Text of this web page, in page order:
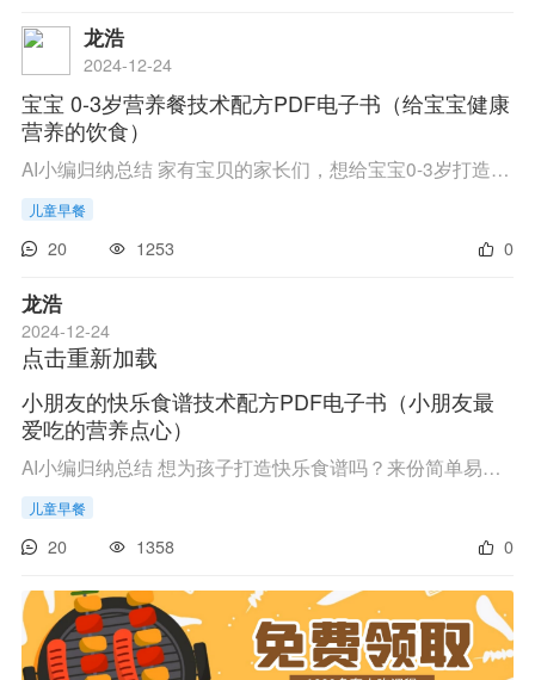
龙浩
2024-12-24
宝宝 0-3岁营养餐技术配方PDF电子书（给宝宝健康
营养的饮食）
AI小编归纳总结 家有宝贝的家长们，想给宝宝0-3岁打造营养满满的餐点吗？来份超实用的营养餐做法教程吧！这份教程简单易懂，满满的都是宝宝成长所需的营养餐技术配方，让你轻松变身宝宝专属大厨。别犹豫了，赶紧点击链接，进入百度网盘，输入提取码k4...
儿童早餐
20 1253 0
龙浩
2024-12-24
点击重新加载
小朋友的快乐食谱技术配方PDF电子书（小朋友最
爱吃的营养点心）
AI小编归纳总结 想为孩子打造快乐食谱吗？来份简单易得的教程吧！只需进入百度网盘，输入提取码w84g，就能下载到小朋友的快乐食谱技术配方啦。这份食谱藏着孩子们的美味小秘密，让烹饪变得既有趣又温馨。周末家庭聚会或日常晚餐，都能用它为餐桌添彩...
儿童早餐
20 1358 0